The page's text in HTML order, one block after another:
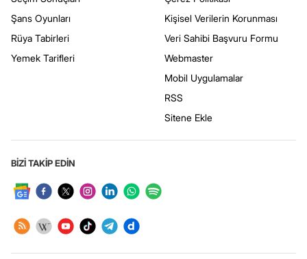
Şans Oyunları
Rüya Tabirleri
Yemek Tarifleri
Kişisel Verilerin Korunması
Veri Sahibi Başvuru Formu
Webmaster
Mobil Uygulamalar
RSS
Sitene Ekle
BİZİ TAKİP EDİN